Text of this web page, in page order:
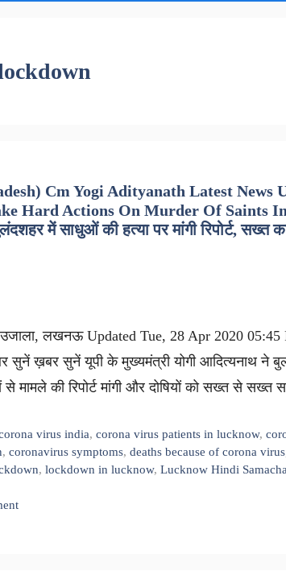
Cm Yogi Adityanath Latest News
Hard Actions On Murder Of Saints In
में साधुओं की हत्या पर मांगी रिपोर्ट, सख्त
लखनऊ Updated Tue, 28 Apr 2020 05:45
सुनें ख़बर सुनें यूपी के मुख्यमंत्री योगी आदित्यनाथ ने
मामले की रिपोर्ट मांगी और दोषियों को सख्त से सख्त
virus india,corona virus patients in lucknow,
, coronavirus symptoms, deaths because of corona virus
, lockdown in lucknow, Lucknow Hindi